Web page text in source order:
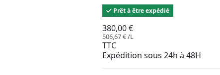
Prêt à être expédié
380,00 €
506,67 € /L
TTC
Expédition sous 24h à 48H